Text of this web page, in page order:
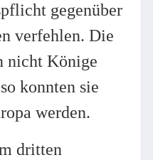
gegenüber
verfehlen. Die
nicht Könige
konnten sie
werden.
dritten